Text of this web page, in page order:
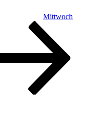
Mittwoch